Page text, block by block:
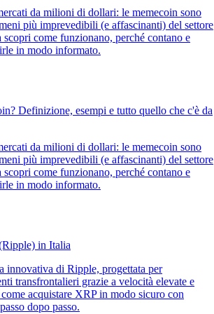
da milioni di dollari: le memecoin sono
più imprevedibili (e affascinanti) del settore
come funzionano, perché contano e
in modo informato.
Definizione, esempi e tutto quello che c'è da
da milioni di dollari: le memecoin sono
più imprevedibili (e affascinanti) del settore
come funzionano, perché contano e
in modo informato.
in Italia
innovativa di Ripple, progettata per
transfrontalieri grazie a velocità elevate e
acquistare XRP in modo sicuro con
dopo passo.